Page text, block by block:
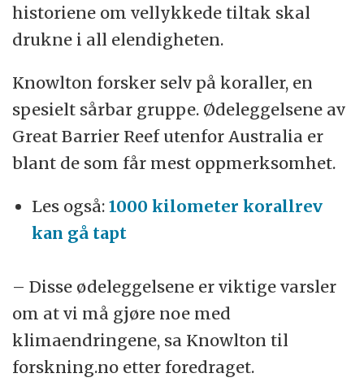
Nancy Knowlton: Min favorittkorall
Disse små steinene har vært på månen
Hvor bør vi dra neste gang: Mars eller
tilbake til Månen?
Det er bare å pakke romkofferten
Vitenskapelig stjernegalleri til
Trondheim
gitarist i rockebandet Queen, var også en av
grunnleggerne.
(Kilde:Wikipedia)
historiene om vellykkede tiltak skal
drukne i all elendigheten.
Knowlton forsker selv på koraller, en
spesielt sårbar gruppe. Ødeleggelsene av
Great Barrier Reef utenfor Australia er
blant de som får mest oppmerksomhet.
Les også:1000 kilometer korallrev
kan gå tapt
– Disse ødeleggelsene er viktige varsler
om at vi må gjøre noe med
klimaendringene, sa Knowlton til
forskning.no etter foredraget.